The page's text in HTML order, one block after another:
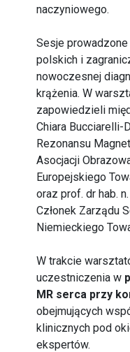
naczyniowego.
Sesje
polskich i
nowoczesnej
krążenia. W
zapowiedzieli
Chiara Bucciarelli-
Rezonansu
Asocjacji
Europejskiego
oraz prof. dr hab.
Członek Zarządu
Niemieckiego
W trakcie
uczestniczenia w
MR serca przy
obejmujących
klinicznych pod
ekspertów.